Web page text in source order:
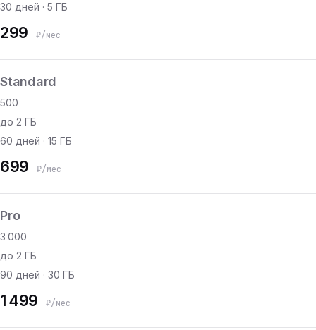
30 дней · 5 ГБ
299 ₽/мес
Standard
500
до 2 ГБ
60 дней · 15 ГБ
699 ₽/мес
Pro
3 000
до 2 ГБ
90 дней · 30 ГБ
1 499 ₽/мес